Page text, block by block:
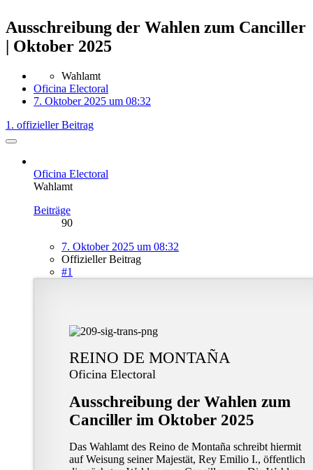
Ausschreibung der Wahlen zum Canciller
| Oktober 2025
Wahlamt
Oficina Electoral
7. Oktober 2025 um 08:32
1. offizieller Beitrag
Oficina Electoral
Wahlamt
Beiträge
90
7. Oktober 2025 um 08:32
Offizieller Beitrag
#1
REINO DE MONTAÑA
Oficina Electoral
Ausschreibung der Wahlen zum
Canciller im Oktober 2025
Das Wahlamt des Reino de Montaña schreibt hiermit
auf Weisung seiner Majestät, Rey Emilio I., öffentlich